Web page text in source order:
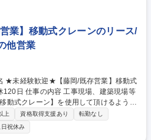
ンスをご担当いただきます。 ※メンテナ
の改変は伴わない ■保守メンテナンスの
将来的にお任せします。 募集職種
保守/パチンコ好き歓迎◎
業】移動式クレーンのリース/
他営業
、建築現場等
動式クレーン】を使用して頂けるように
出向き営業も行います。） 【顧客】
ーカー(橋梁・水門) 等 【詳細】まずは既
をしていきます。 基本的にはお客様から
上 資格取得支援あり
転勤なし
日祝休み